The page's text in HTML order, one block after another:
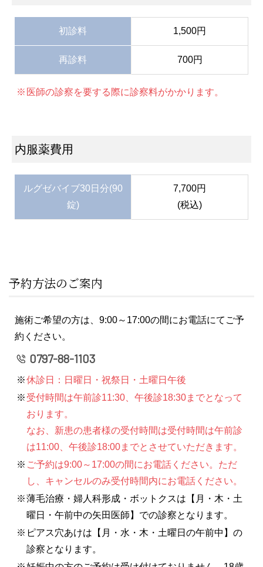
初診料 1,500円
再診料 700円
医師の診察を要する際に診察料がかかります。
内服薬費用
ルグゼバイブ30日分(90
錠)
7,700円
(税込)
予約方法のご案内
施術ご希望の方は、9:00～17:00の間にお電話にてご予
約ください。
0797-88-1103
休診日：日曜日・祝祭日・土曜日午後
受付時間は午前診11:30、午後診18:30までとなって
おります。
なお、新患の患者様の受付時間は受付時間は午前診
は11:00、午後診18:00までとさせていただきます。
ご予約は9:00～17:00の間にお電話ください。ただ
し、キャンセルのみ受付時間内にお電話ください。
薄毛治療・婦人科形成・ボットクスは【月・木・土
曜日・午前中の矢田医師】での診察となります。
ピアス穴あけは【月・水・木・土曜日の午前中】の
診察となります。